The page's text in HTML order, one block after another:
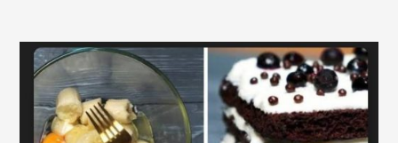
понимают только…